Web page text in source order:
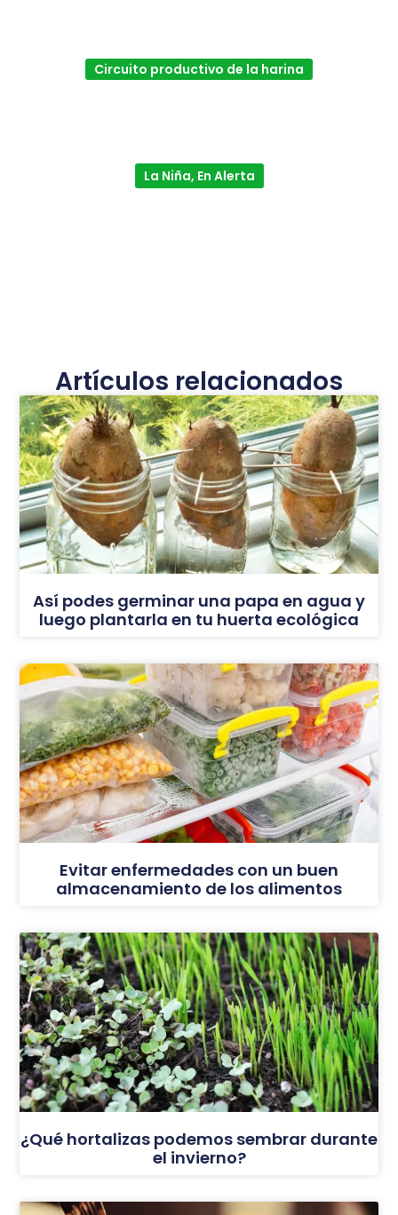
Circuito productivo de la harina
La Niña, En Alerta
Artículos relacionados
Así podes germinar una papa en agua y
luego plantarla en tu huerta ecológica
Evitar enfermedades con un buen
almacenamiento de los alimentos
¿Qué hortalizas podemos sembrar durante
el invierno?